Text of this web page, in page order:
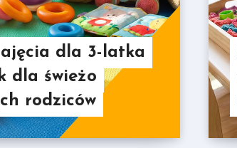
dla 3-latka
dla świeżo
rodziców